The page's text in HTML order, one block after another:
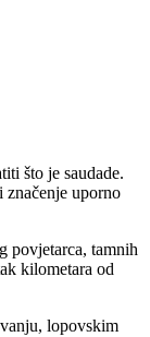
što je saudade.
uporno
povjetarca, tamnih
kilometara od
lopovskim